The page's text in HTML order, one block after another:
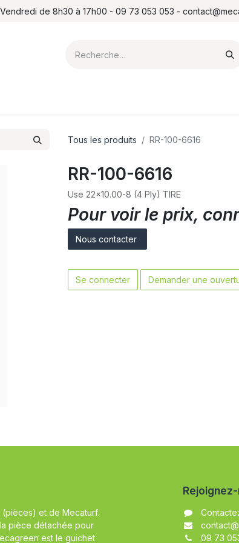
de 8h30 à 17h00 - 09 73 053 053 -
Tous les produits RR-100-6616
RR-100-6616
Use 22x10.00-8 (4 Ply) TIRE
Pour voir le prix,
Nous contacter
Se connecter Demander une
et de Mecaturf.
pièce détachée pour
est le guichet
09 73